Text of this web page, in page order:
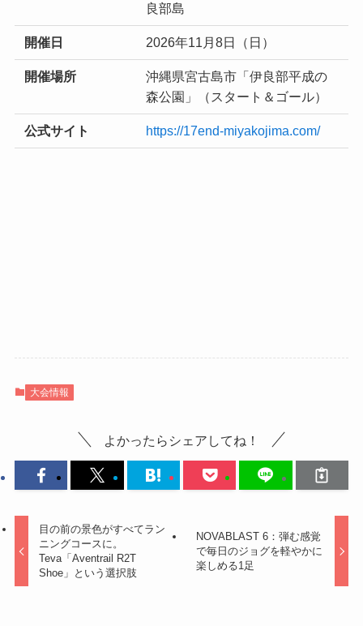
良部島
開催日 2026年11月8日（日）
開催場所
沖縄県宮古島市「伊良部平成の
森公園」（スタート＆ゴール）
公式サイト https://17end-miyakojima.com/
大会情報
よかったらシェアしてね！
目の前の景色がすべてラン
ニングコースに。
Teva「Aventrail R2T
Shoe」という選択肢
NOVABLAST 6：弾む感覚
で毎日のジョグを軽やかに
楽しめる1足